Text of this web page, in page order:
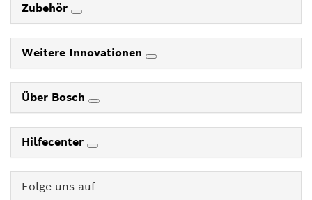
Zubehör
Weitere Innovationen
Über Bosch
Hilfecenter
Folge uns auf